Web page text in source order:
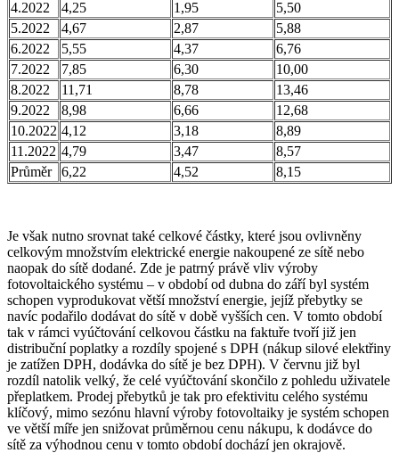
4.2022
4,25 1,95
5,50
5.2022
4,67 2,87
5,88
6.2022
5,55 4,37
6,76
7.2022
7,85 6,30
10,00
8.2022
11,71 8,78
13,46
9.2022
8,98 6,66
12,68
10.2022 4,12 3,18
8,89
11.2022 4,79 3,47
8,57
Průměr
6,22 4,52 8,15
Je však nutno srovnat také celkové částky, které jsou ovlivněny
celkovým množstvím elektrické energie nakoupené ze sítě nebo
naopak do sítě dodané. Zde je patrný právě vliv výroby
fotovoltaického systému – v období od dubna do září byl systém
schopen vyprodukovat větší množství energie, jejíž přebytky se
navíc podařilo dodávat do sítě v době vyšších cen. V tomto období
tak v rámci vyúčtování celkovou částku na faktuře tvoří již jen
distribuční poplatky a rozdíly spojené s DPH (nákup silové elektřiny
je zatížen DPH, dodávka do sítě je bez DPH). V červnu již byl
rozdíl natolik velký, že celé vyúčtování skončilo z pohledu uživatele
přeplatkem. Prodej přebytků je tak pro efektivitu celého systému
klíčový, mimo sezónu hlavní výroby fotovoltaiky je systém schopen
ve větší míře jen snižovat průměrnou cenu nákupu, k dodávce do
sítě za výhodnou cenu v tomto období dochází jen okrajově.